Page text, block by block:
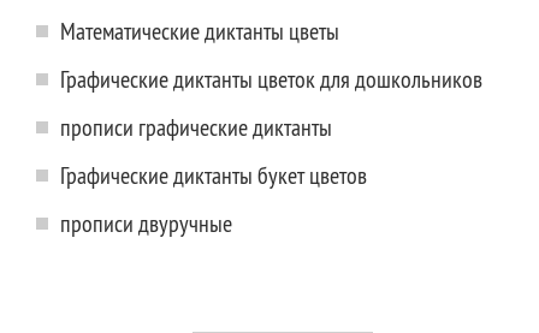
Математические диктанты цветы
Графические диктанты цветок для дошкольников
прописи графические диктанты
Графические диктанты букет цветов
прописи двуручные